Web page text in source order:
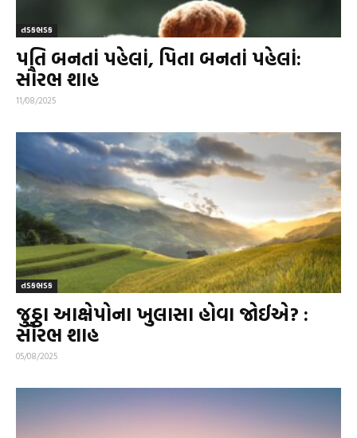
તડકભડક
પતિ બનતાં પહેલાં, પિતા બનતાં પહેલાં:
સૌરભ શાહ
11/08/2025
તડકભડક
જુઠ્ઠા આક્ષેપોના ખુલાસા હોવા જોઈએ? :
સૌરભ શાહ
05/08/2025